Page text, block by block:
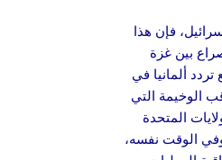
فإن هذا
بين غزة
ألمانيا في
الوخيمة التي
المتحدة
وفي الوقت نفسه،